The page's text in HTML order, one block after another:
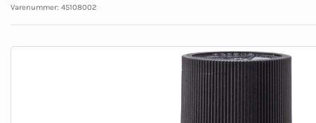
Varenummer: 45108002